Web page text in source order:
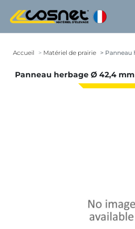
Accueil Matériel de prairie Panneau
Panneau herbage Ø 42,4